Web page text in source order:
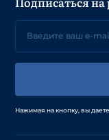
Нажимая на кнопку, вы